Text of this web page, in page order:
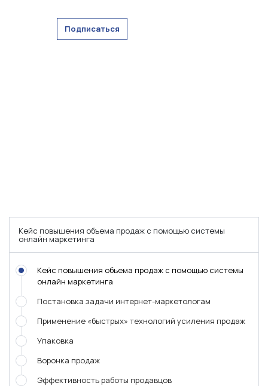
Подписаться
Кейс повышения объема продаж с помощью системы
онлайн маркетинга
Кейс повышения объема продаж с помощью системы
онлайн маркетинга
Постановка задачи интернет-маркетологам
Применение «быстрых» технологий усиления продаж
Упаковка
Воронка продаж
Эффективность работы продавцов